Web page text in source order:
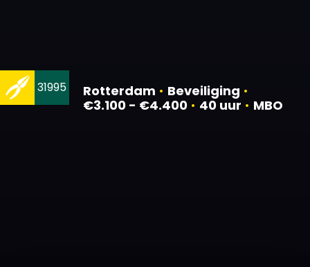
Rotterdam • Beveiliging •
€3.100 - €4.400 • 40 uur • MBO
31995